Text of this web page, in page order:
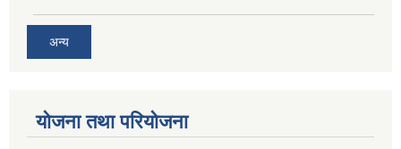
अन्य
योजना तथा परियोजना